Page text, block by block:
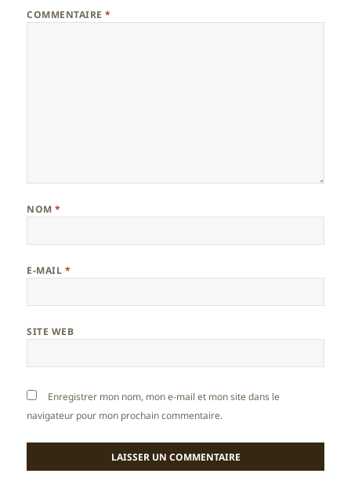
COMMENTAIRE*
NOM*
E-MAIL *
SITE WEB
Enregistrer mon nom, mon e-mail et mon site dans le
navigateur pour mon prochain commentaire.